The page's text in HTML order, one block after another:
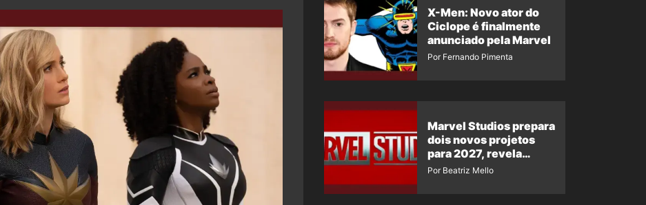
X-Men: Novo ator do
Ciclope é finalmente
anunciado pela Marvel
Por Fernando Pimenta
Marvel Studios prepara
dois novos projetos
para 2027, revela
insider
Por Beatriz Mello